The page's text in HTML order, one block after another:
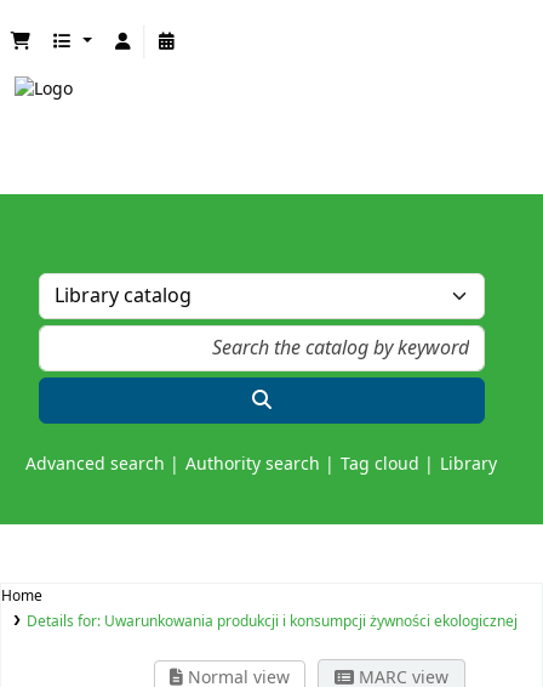
Advanced search Authority search Tag cloud Library
Home
Details for: Uwarunkowania produkcji i konsumpcji żywności ekologicznej
Normal view
MARC view